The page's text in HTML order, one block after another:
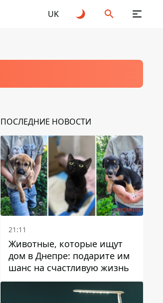
UK
ПОСЛЕДНИЕ НОВОСТИ
21:11
Животные, которые ищут
дом в Днепре: подарите им
шанс на счастливую жизнь